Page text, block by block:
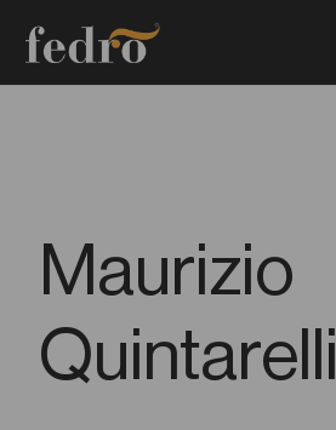
Maurizio
Quintarelli